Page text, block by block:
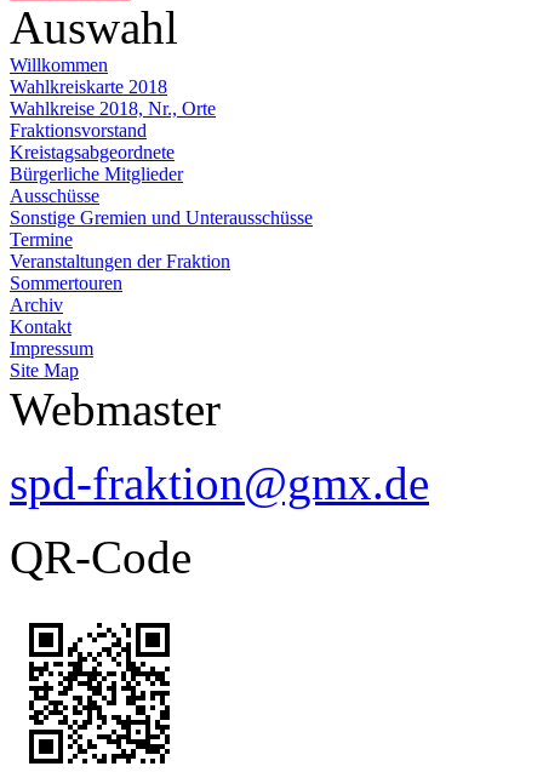
Auswahl
Willkommen
Wahlkreiskarte 2018
Wahlkreise 2018, Nr., Orte
Fraktionsvorstand
Kreistagsabgeordnete
Bürgerliche Mitglieder
Ausschüsse
Sonstige Gremien und Unterausschüsse
Termine
Veranstaltungen der Fraktion
Sommertouren
Archiv
Kontakt
Impressum
Site Map
Webmaster
spd-fraktion@gmx.de
QR-Code